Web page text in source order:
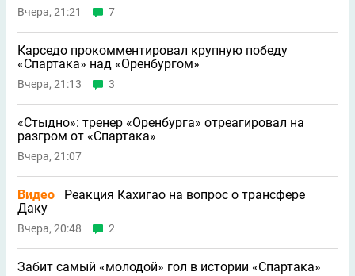
Вчера, 21:21 7
Карседо прокомментировал крупную победу
«Спартака» над «Оренбургом»
Вчера, 21:13 3
«Стыдно»: тренер «Оренбурга» отреагировал на
разгром от «Спартака»
Вчера, 21:07
Видео
Реакция Кахигао на вопрос о трансфере
Даку
Вчера, 20:48 2
Забит самый «молодой» гол в истории «Спартака»